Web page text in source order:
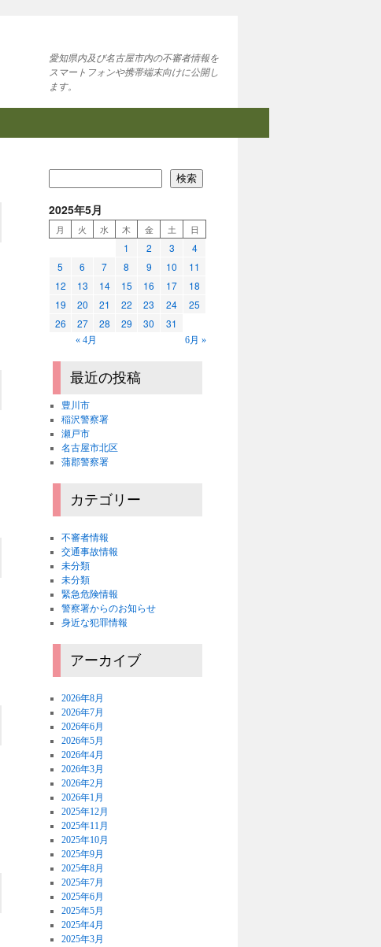
愛知県内及び名古屋市内の不審者情報を
スマートフォンや携帯端末向けに公開し
ます。
検索
2025年5月
月 火 水 木 金 土 日
1 2 3
4
5
6 7 8 9 10
11
12
13 14 15 16 17
18
19
20 21 22 23 24
25
26
27 28 29 30 31
« 4月 6月 »
最近の投稿
豊川市
稲沢警察署
瀬戸市
名古屋市北区
蒲郡警察署
カテゴリー
不審者情報
交通事故情報
未分類
未分類
緊急危険情報
警察署からのお知らせ
身近な犯罪情報
アーカイブ
2026年8月
2026年7月
2026年6月
2026年5月
2026年4月
2026年3月
2026年2月
2026年1月
2025年12月
2025年11月
2025年10月
2025年9月
2025年8月
2025年7月
2025年6月
2025年5月
2025年4月
2025年3月